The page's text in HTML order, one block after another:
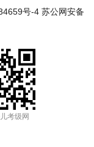
号-4 苏公网安备
考级网